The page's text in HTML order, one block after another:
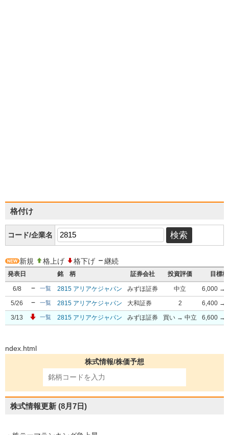
格付け
コード/企業名
新規 格上げ 格下げ
継続
発表日
銘 柄 証券会社 投資評価 目標
6/8 一覧 2815 アリアケジャパン みずほ証券 中立
6,000 →
5/26
一覧 2815 アリアケジャパン 大和証券 2
6,400 →
3/13
一覧 2815 アリアケジャパン みずほ証券 買い → 中立 6,600 →
ndex.html
株式情報/株価予想
株式情報更新 (8月7日)